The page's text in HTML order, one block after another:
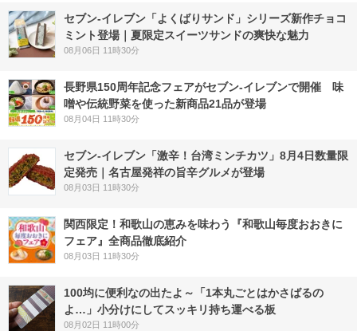
セブン‐イレブン「よくばりサンド」シリーズ新作チョコ
ミント登場｜夏限定スイーツサンドの爽快な魅力
08月06日 11時30分
長野県150周年記念フェアがセブン-イレブンで開催 味
噌や伝統野菜を使った新商品21品が登場
08月04日 11時30分
セブン-イレブン「激辛！台湾ミンチカツ」8月4日数量限
定発売｜名古屋発祥の旨辛グルメが登場
08月03日 11時30分
関西限定！和歌山の恵みを味わう『和歌山毎度おおきに
フェア』全商品徹底紹介
08月03日 11時30分
100均に便利なの出たよ～「1本丸ごとはかさばるの
よ…」小分けにしてスッキリ持ち運べる板
08月02日 11時00分